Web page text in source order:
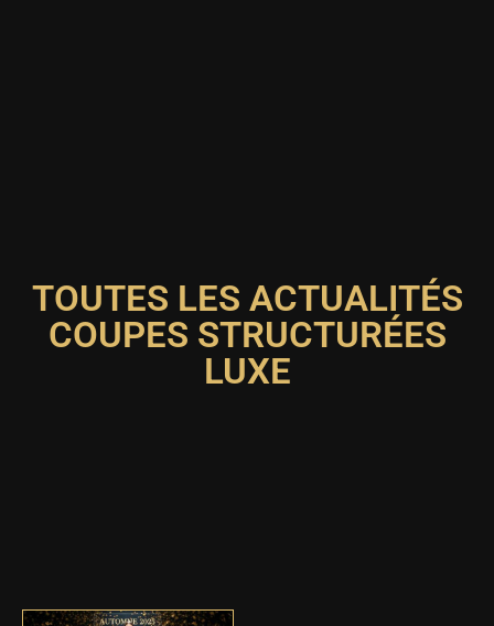
TOUTES LES ACTUALITÉS
COUPES STRUCTURÉES
LUXE